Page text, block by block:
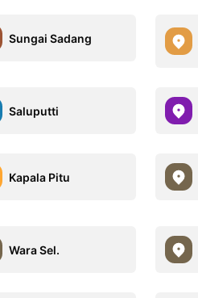
Sungai Sadang
Saluputti
Kapala Pitu
Wara Sel.